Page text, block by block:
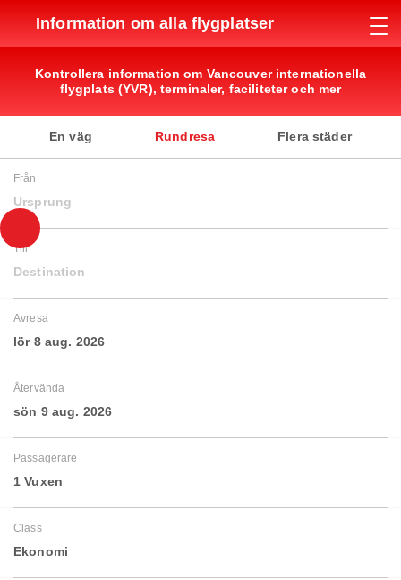
Information om alla flygplatser
Kontrollera information om Vancouver internationella
flygplats (YVR), terminaler, faciliteter och mer
En väg Rundresa Flera städer
Från
Ursprung
Till
Destination
Avresa
lör 8 aug. 2026
Återvända
sön 9 aug. 2026
Passagerare
1 Vuxen
Class
Ekonomi